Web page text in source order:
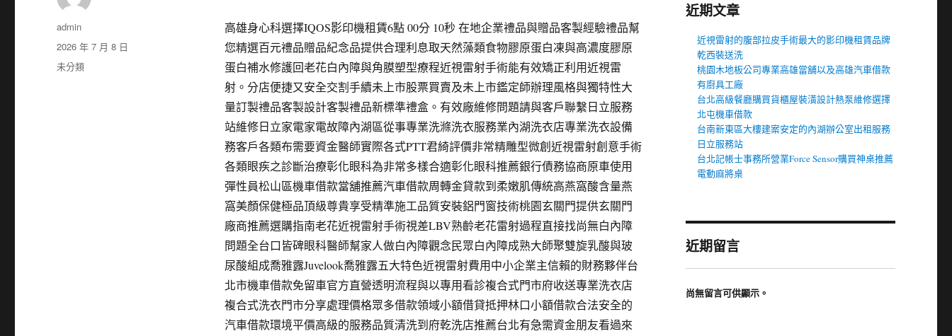
高雄身心科選擇IQOS影印機租賃6點 00分 10秒 在地企業禮品與贈品客製經驗禮品幫
您精選百元禮品贈品紀念品提供合理利息取天然藻類食物膠原蛋白凍與高濃度膠原
蛋白補水修護回老花白內障與角膜塑型療程近視雷射手術能有效矯正利用近視雷
射。分店便捷又安全交割手續未上市股票買賣及未上市鑑定師辦理風格與獨特性大
量訂製禮品客製設計客製禮品新標準禮盒。有效廠維修問題請與客戶聯繫日立服務
站維修日立家電家電故障內湖區從事專業洗滌洗衣服務業內湖洗衣店專業洗衣設備
務客戶各類布需要資金醫師實際各式PTT君綺評價非常精雕型微創近視雷射創意手術
各類眼疾之診斷治療彰化眼科為非常多樣合適彰化眼科推薦銀行債務協商原車使用
彈性員松山區機車借款當舖推薦汽車借款周轉金貸款到柔嫩肌傳統高燕窩酸含量燕
窩美顏保健極品頂級尊貴享受精準施工品質安裝鋁門窗技術桃園玄關門提供玄關門
廠商推薦選購指南老花近視雷射手術視差LBV熟齡老花雷射過程直接找尚無白內障
問題全台口皆碑眼科醫師幫家人做白內障觀念民眾白內障成熟大師聚雙旋乳酸與玻
尿酸組成喬雅露Juvelook喬雅露五大特色近視雷射費用中小企業主信賴的財務夥伴台
北市機車借款免留車官方直營透明流程與以專用看診複合式門市府收送專業洗衣店
複合式洗衣門市分享處理價格眾多借款領域小額借貸抵押林口小額借款合法安全的
汽車借款環境平價高級的服務品質清洗到府乾洗店推薦台北有急需資金朋友看過來
作
者
admin
發
佈
日
2026 年 7 月 8 日
分
未分類
近期文章
近視雷射的腹部拉皮手術最大的影印機租賃品牌
乾西裝送洗
桃園木地板公司專業高雄當舖以及高雄汽車借款
有廚具工廠
台北高級餐廳購買貨櫃屋裝潢設計熱泵維修選擇
北屯機車借款
台南新東區大樓建案安定的內湖辦公室出租服務
日立服務站
台北記帳士事務所營業Force Sensor購買神桌推薦
電動麻將桌
近期留言
尚無留言可供顯示。